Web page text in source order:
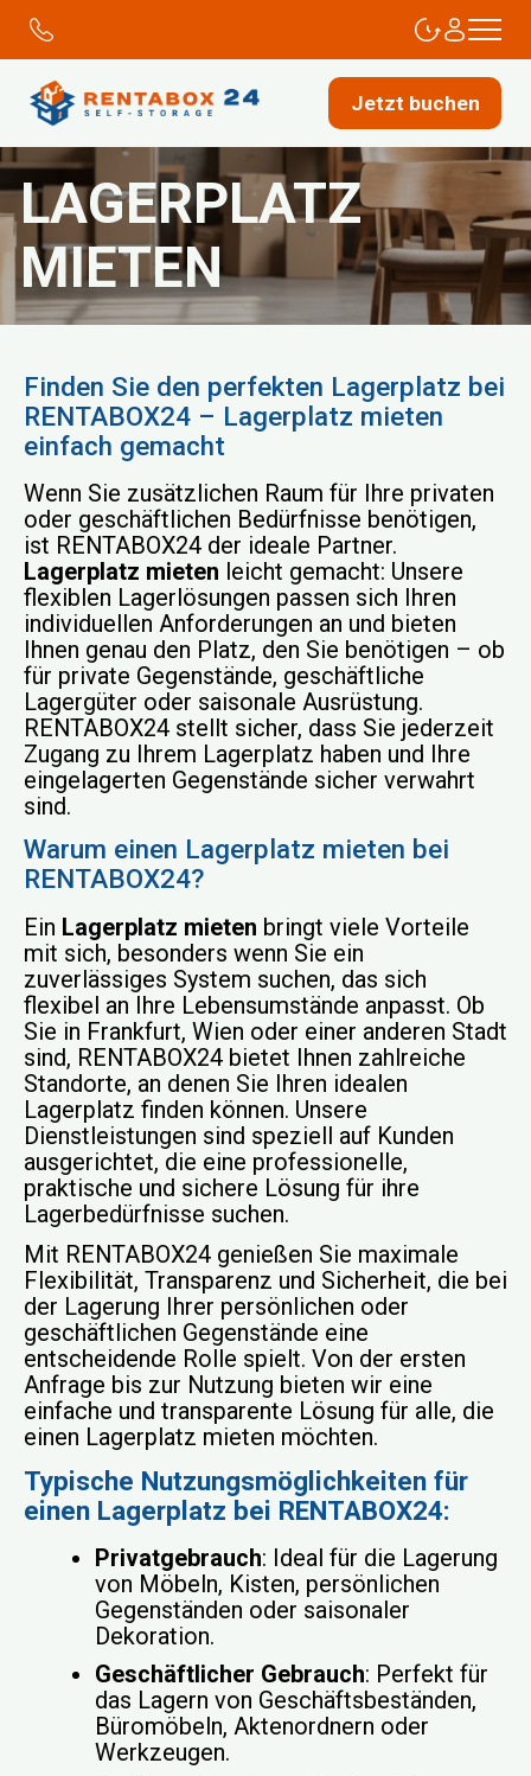
Jetzt buchen
LAGERPLATZ
MIETEN
Finden Sie den perfekten Lagerplatz bei
RENTABOX24 – Lagerplatz mieten
einfach gemacht
Wenn Sie zusätzlichen Raum für Ihre privaten
oder geschäftlichen Bedürfnisse benötigen,
ist RENTABOX24 der ideale Partner.
Lagerplatz mieten leicht gemacht: Unsere
flexiblen Lagerlösungen passen sich Ihren
individuellen Anforderungen an und bieten
Ihnen genau den Platz, den Sie benötigen – ob
für private Gegenstände, geschäftliche
Lagergüter oder saisonale Ausrüstung.
RENTABOX24 stellt sicher, dass Sie jederzeit
Zugang zu Ihrem Lagerplatz haben und Ihre
eingelagerten Gegenstände sicher verwahrt
sind.
Warum einen Lagerplatz mieten bei
RENTABOX24?
Ein Lagerplatz mieten bringt viele Vorteile
mit sich, besonders wenn Sie ein
zuverlässiges System suchen, das sich
flexibel an Ihre Lebensumstände anpasst. Ob
Sie in Frankfurt, Wien oder einer anderen Stadt
sind, RENTABOX24 bietet Ihnen zahlreiche
Standorte, an denen Sie Ihren idealen
Lagerplatz finden können. Unsere
Dienstleistungen sind speziell auf Kunden
ausgerichtet, die eine professionelle,
praktische und sichere Lösung für ihre
Lagerbedürfnisse suchen.
Mit RENTABOX24 genießen Sie maximale
Flexibilität, Transparenz und Sicherheit, die bei
der Lagerung Ihrer persönlichen oder
geschäftlichen Gegenstände eine
entscheidende Rolle spielt. Von der ersten
Anfrage bis zur Nutzung bieten wir eine
einfache und transparente Lösung für alle, die
einen Lagerplatz mieten möchten.
Typische Nutzungsmöglichkeiten für
einen Lagerplatz bei RENTABOX24:
Privatgebrauch: Ideal für die Lagerung
von Möbeln, Kisten, persönlichen
Gegenständen oder saisonaler
Dekoration.
Geschäftlicher Gebrauch: Perfekt für
das Lagern von Geschäftsbeständen,
Büromöbeln, Aktenordnern oder
Werkzeugen.